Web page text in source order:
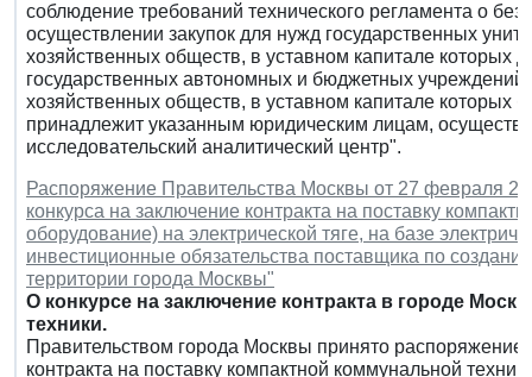
соблюдение требований технического регламента о
осуществлении закупок для нужд государственных
хозяйственных обществ, в уставном капитале
государственных автономных и бюджетных
хозяйственных обществ, в уставном капитале которых
принадлежит указанным юридическим лицам,
исследовательский аналитический центр".
Распоряжение Правительства Москвы от 27 февраля
конкурса на заключение контракта на поставку
оборудование) на электрической тяге, на базе
инвестиционные обязательства поставщика по
территории города Москвы"
О конкурсе на заключение контракта в городе
техники.
Правительством города Москвы принято распоряжение
контракта на поставку компактной коммунальной